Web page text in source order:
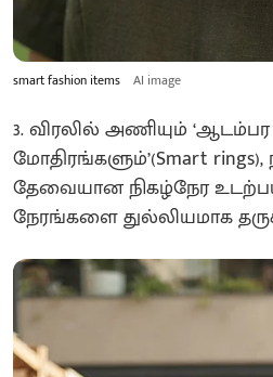
smart fashion items AI image
3. விரலில் அணியும்
மோதிரங்களும்’(Smart
தேவையான நிகழ்நேர
நேரங்களை துல்லியமாக